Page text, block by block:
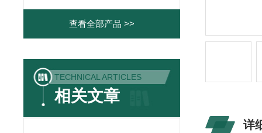
查看全部产品 >>
TECHNICAL ARTICLES
相关文章
详